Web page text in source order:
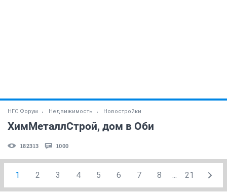
НГС.Форум Недвижимость Новостройки
ХимМеталлСтрой, дом в Оби
182313 1000
1 2 3 4 5 6 7 8 21